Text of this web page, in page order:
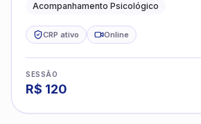
Acompanhamento Psicológico
CRP ativo Online
SESSÃO
R$ 120